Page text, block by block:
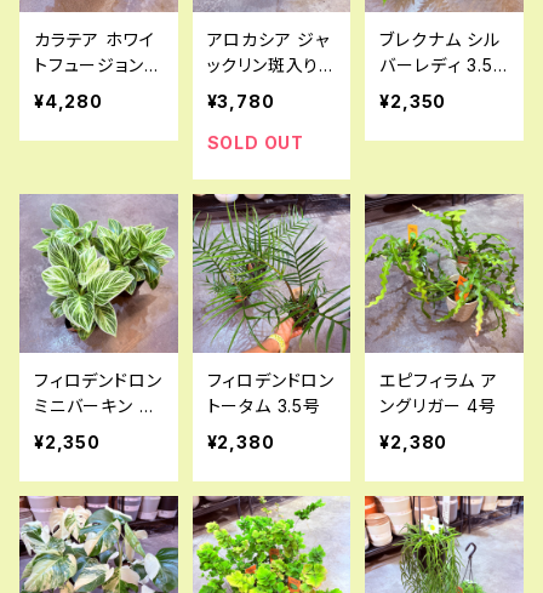
カラテア ホワイ
トフュージョン
3.5号
¥4,280
アロカシア ジャ
ックリン斑入り
3.5号
¥3,780
SOLD OUT
ブレクナム シル
バーレディ 3.5
号
¥2,350
フィロデンドロン
ミニバーキン 3.
5号
¥2,350
フィロデンドロン
トータム 3.5号
¥2,380
エピフィラム ア
ングリガー 4号
¥2,380